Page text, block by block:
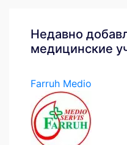
Недавно
медицинские
Farruh Medio
Servis